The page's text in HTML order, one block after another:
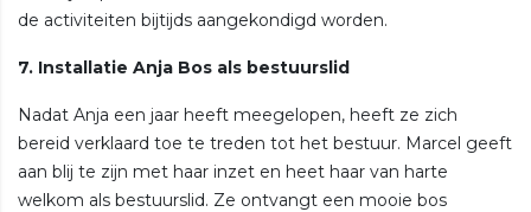
de activiteiten bijtijds aangekondigd worden.
7. Installatie Anja Bos als bestuurslid
Nadat Anja een jaar heeft meegelopen, heeft ze zich
bereid verklaard toe te treden tot het bestuur. Marcel geeft
aan blij te zijn met haar inzet en heet haar van harte
welkom als bestuurslid. Ze ontvangt een mooie bos